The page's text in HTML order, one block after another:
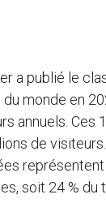
a publié le
monde en
annuels. Ces
de
représentent
soit 24 % du